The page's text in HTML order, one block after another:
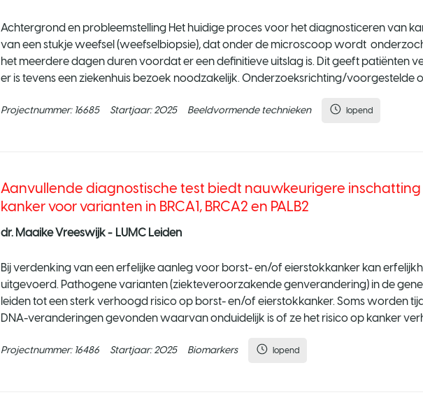
Achtergrond en probleemstelling Het huidige proces voor het diagnosticeren van
van een stukje weefsel (weefselbiopsie), dat onder de microscoop wordt
het meerdere dagen duren voordat er een definitieve uitslag is. Dit geeft patiënten
er is tevens een ziekenhuis bezoek noodzakelijk. Onderzoeksrichting/voorgestelde
Projectnummer: 16685 Startjaar:2025 Beeldvormende technieken lopend
Aanvullende diagnostische test biedt nauwkeurigere inschatting
kanker voor varianten in BRCA1, BRCA2 en PALB2
dr. Maaike Vreeswijk - LUMC Leiden
Bij verdenking van een erfelijke aanleg voor borst- en/of eierstokkanker kan
uitgevoerd. Pathogene varianten (ziekteveroorzakende genverandering) in de genen
leiden tot een sterk verhoogd risico op borst- en/of eierstokkanker. Soms worden
DNA-veranderingen gevonden waarvan onduidelijk is of ze het risico op kanker
Projectnummer: 16486 Startjaar:2025 Biomarkers lopend